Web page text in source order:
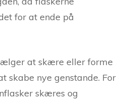
for at ende på
at skære eller forme
skabe nye genstande. For
skæres og